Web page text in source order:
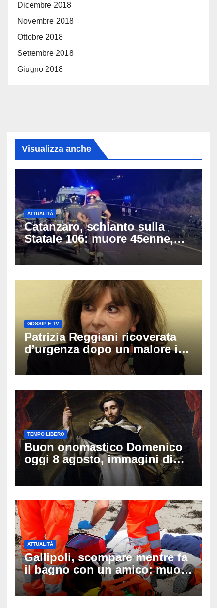
Dicembre 2018
Novembre 2018
Ottobre 2018
Settembre 2018
Giugno 2018
Visualizza anche
ATTUALITÀ
Catanzaro, schianto sulla
Statale 106: muore 45enne,
coinvolti un’auto, un suv e
una moto
GOSSIP E TV
Patrizia Reggiani ricoverata
d’urgenza dopo un malore in
vacanza: come sta oggi l’ex
Lady Gucci
TEMPO LIBERO
Buon onomastico Domenico
oggi 8 agosto, immagini di
auguri da condividere
ATTUALITÀ
Gallipoli, scompare mentre fa
il bagno con un amico: muore
a 19 anni dopo 45 minuti di
disperati tentativi di